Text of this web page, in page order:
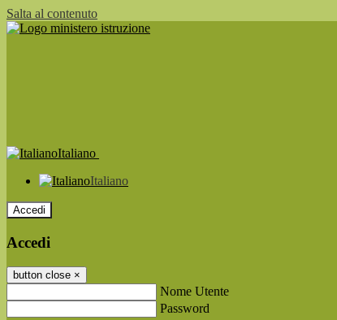
Salta al contenuto
Italiano
Italiano
Accedi
Accedi
button close ×
Nome Utente
Password